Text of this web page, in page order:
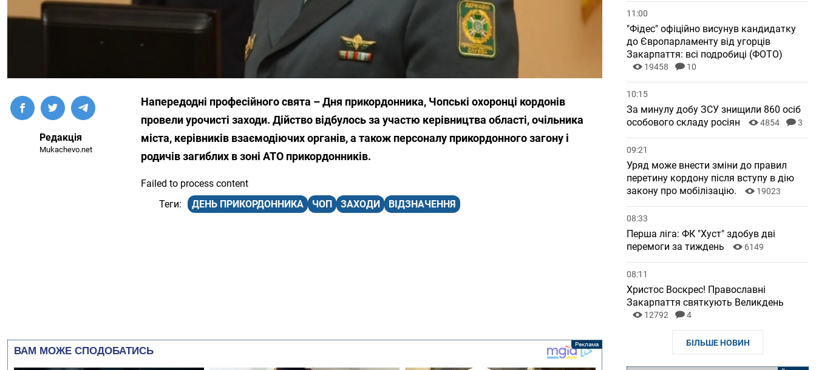
Редакція
Mukachevo.net
Напередодні професійного свята – Дня прикордонника, Чопські охоронці кордонів
провели урочисті заходи. Дійство відбулось за участю керівництва області, очільника
міста, керівників взаємодіючих органів, а також персоналу прикордонного загону і
родичів загиблих в зоні АТО прикордонників.
Failed to process content
ДЕНЬ ПРИКОРДОННИКА
ЧОП ЗАХОДИ ВІДЗНАЧЕННЯ
11:00
"Фідес" офіційно висунув кандидатку
до Європарламенту від угорців
Закарпаття: всі подробиці (ФОТО)
19458 10
10:15
За минулу добу ЗСУ знищили 860 осіб
особового складу росіян
4854 3
09:21
Уряд може внести зміни до правил
перетину кордону після вступу в дію
закону про мобілізацію.
19023
08:33
Перша ліга: ФК "Хуст" здобув дві
перемоги за тиждень
6149
08:11
Христос Воскрес! Православні
Закарпаття святкують Великдень
12792 4
БІЛЬШЕ НОВИН